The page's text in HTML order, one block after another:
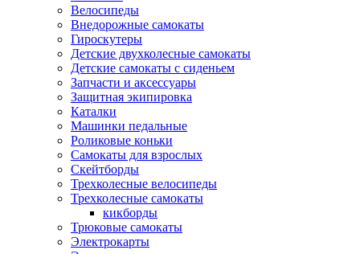
Велосипеды
Внедорожные самокаты
Гироскутеры
Детские двухколесные самокаты
Детские самокаты с сиденьем
Запчасти и аксессуары
Защитная экипировка
Каталки
Машинки педальные
Роликовые коньки
Самокаты для взрослых
Скейтборды
Трехколесные велосипеды
Трехколесные самокаты
кикборды
Трюковые самокаты
Электрокарты